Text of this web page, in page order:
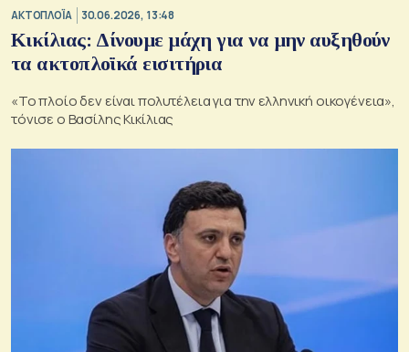
ΑΚΤΟΠΛΟΪΑ 30.06.2026, 13:48
Κικίλιας: Δίνουμε μάχη για να μην αυξηθούν
τα ακτοπλοϊκά εισιτήρια
«Το πλοίο δεν είναι πολυτέλεια για την ελληνική οικογένεια»,
τόνισε ο Βασίλης Κικίλιας